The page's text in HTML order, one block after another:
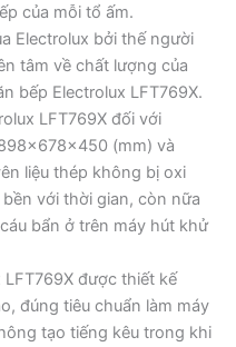
của mỗi tổ ấm.
Electrolux bởi thế người
tâm về chất lượng của
bếp Electrolux LFT769X.
LFT769X đối với
(mm) và
liệu thép không bị oxi
với thời gian, còn nữa
bẩn ở trên máy hút khử
được thiết kế
đúng tiêu chuẩn làm máy
tạo tiếng kêu trong khi